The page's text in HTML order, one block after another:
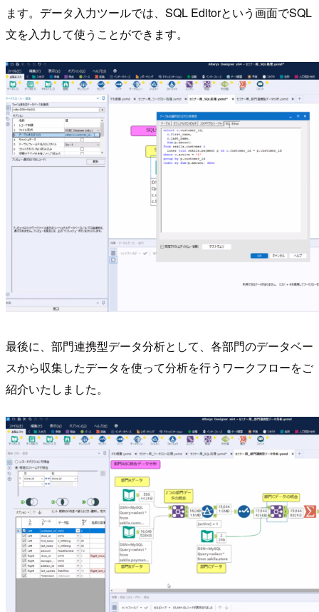
ます。データ入力ツールでは、SQL Editorという画面でSQL
文を入力して使うことができます。
最後に、部門連携型データ分析として、各部門のデータベー
スから収集したデータを使って分析を行うワークフローをご
紹介いたしました。